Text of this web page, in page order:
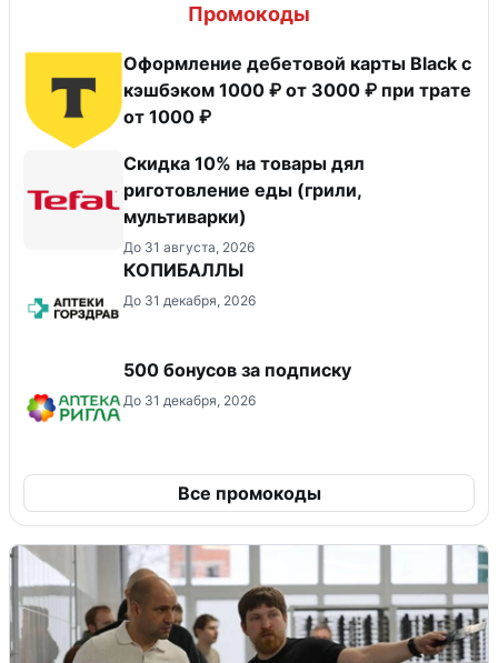
Промокоды
Оформление дебетовой карты Black с
кэшбэком 1000 ₽ от 3000 ₽ при трате
от 1000 ₽
Скидка 10% на товары дял
риготовление еды (грили,
мультиварки)
До 31 августа, 2026
КОПИБАЛЛЫ
До 31 декабря, 2026
500 бонусов за подписку
До 31 декабря, 2026
Все промокоды